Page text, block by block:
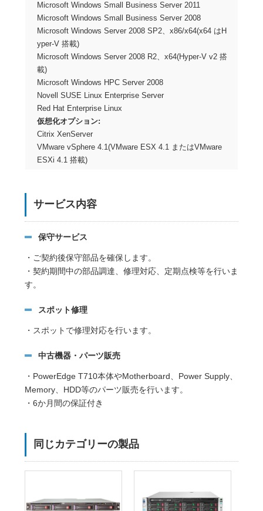
Microsoft Windows Small Business Server 2011
Microsoft Windows Small Business Server 2008
Microsoft Windows Server 2008 SP2、x86/x64(x64 はH
yper-V 搭載)
Microsoft Windows Server 2008 R2、x64(Hyper-V v2 搭
載)
Microsoft Windows HPC Server 2008
Novell SUSE Linux Enterprise Server
Red Hat Enterprise Linux
仮想化オプション:
Citrix XenServer
VMware vSphere 4.1(VMware ESX 4.1 またはVMware
ESXi 4.1 搭載)
サービス内容
保守サービス
・ご契約後保守部品を確保します。
・契約期間中の部品調達、修理対応、定期点検等を行いま
す。
スポット修理
・スポットで修理対応を行います。
中古機器・パーツ販売
・PowerEdge T710本体やMotherboard、Power Supply、
Memory、HDD等のパーツ販売を行います。
・6か月間の保証付き
同じカテゴリーの製品